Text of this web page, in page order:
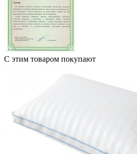
С этим товаром покупают